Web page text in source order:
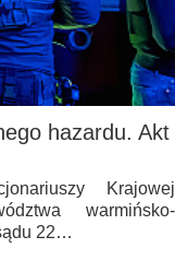
hazardu. Akt
Krajowej
warmińsko-
22…